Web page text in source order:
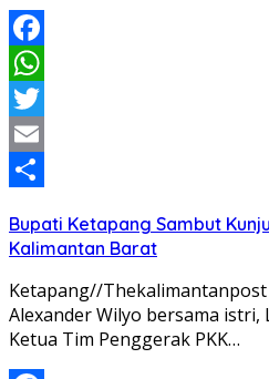
Facebook
WhatsApp
Twitter
Email
Bupati Ketapang Sambut
Kalimantan Barat
Ketapang//
Alexander Wilyo bersama
Ketua Tim Penggerak PKK…